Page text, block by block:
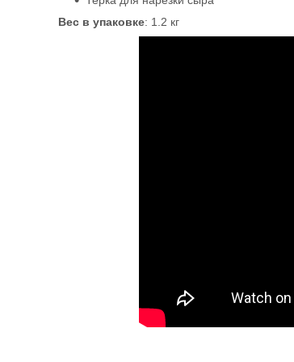
Вес в упаковке: 1.2 кг